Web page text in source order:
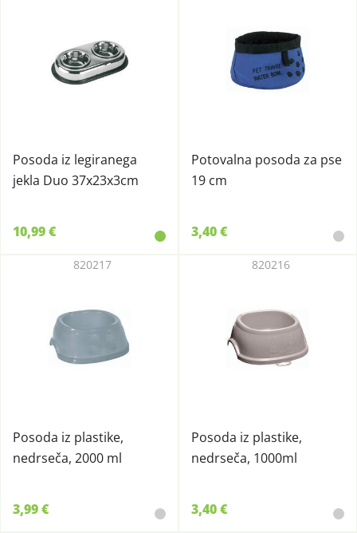
Posoda iz legiranega
jekla Duo 37x23x3cm
10,99 €
Potovalna posoda za pse
19 cm
3,40 €
Posoda iz plastike,
nedrseča, 2000 ml
820217
3,99 €
Posoda iz plastike,
nedrseča, 1000ml
820216
3,40 €